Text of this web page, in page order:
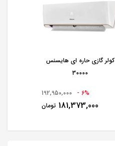
کولر گازی حاره ای هایسنس
30000
6% -
192,950,000
181,373,000 تومان